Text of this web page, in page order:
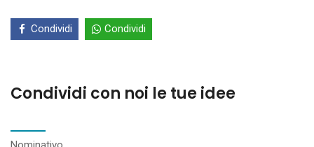
Condividi Condividi
Condividi con noi le tue idee